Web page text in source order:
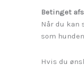
Betinget
Når du kan
som
Hvis du